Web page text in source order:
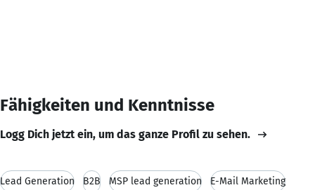
Fähigkeiten und Kenntnisse
Logg Dich jetzt ein, um das ganze Profil zu sehen.
Lead Generation B2B MSP lead generation E-Mail Marketing